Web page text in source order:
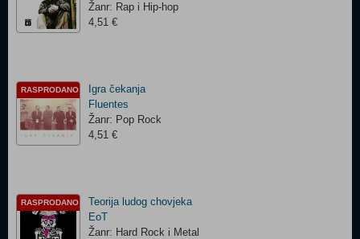
Žanr: Rap i Hip-hop
4,51 €
RASPRODANO
Igra čekanja
Fluentes
Žanr: Pop Rock
4,51 €
RASPRODANO
Teorija ludog chovjeka
EoT
Žanr: Hard Rock i Metal